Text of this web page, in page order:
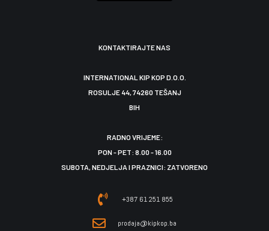
KONTAKTIRAJTE NAS
INTERNATIONAL KIP KOP D.O.O.
ROSULJE 44, 74260 TEŠANJ
BIH
RADNO VRIJEME:
PON - PET: 8.00 - 16.00
SUBOTA, NEDJELJA I PRAZNICI: ZATVORENO
+387 61 251 855
prodaja@kipkop.ba